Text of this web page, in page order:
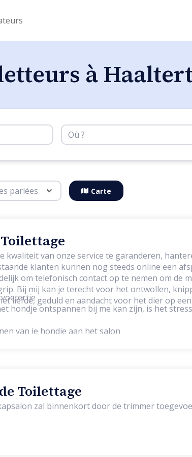
à
Carte
kwaliteit van onze service te garanderen,
klanten kunnen nog steeds online een
om telefonisch contact op te nemen om de
liefde, geduld en aandacht voor het dier op
hondje ontspannen bij me kan zijn, is het
van je hondje aan het salon
Toilettage
zal binnenkort door de trimmer